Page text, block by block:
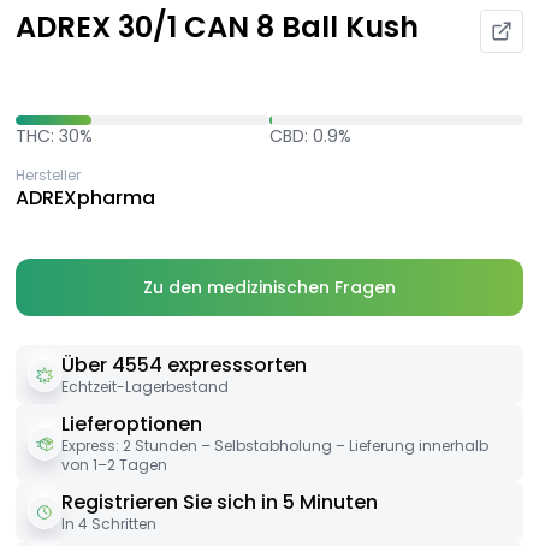
ADREX 30/1 CAN 8 Ball Kush
THC: 30% CBD: 0.9%
Hersteller
ADREXpharma
Zu den medizinischen Fragen
Über 4554 expresssorten
Echtzeit-Lagerbestand
Lieferoptionen
Express: 2 Stunden – Selbstabholung – Lieferung innerhalb
von 1–2 Tagen
Registrieren Sie sich in 5 Minuten
In 4 Schritten